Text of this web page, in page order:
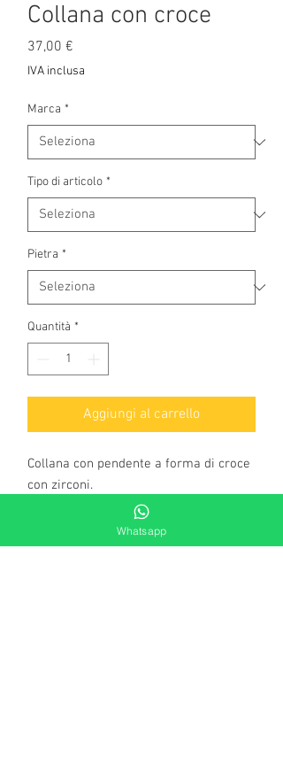
Collana con croce
37,00 €
IVA inclusa
Marca *
Tipo di articolo *
Pietra *
Quantità *
Aggiungi al carrello
Collana con pendente a forma di croce
con zirconi.
Lunghezza filo: 42cm
Lunghezza pendente: 4,5cm
Whatsapp